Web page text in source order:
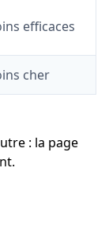
efficaces
cher
: la page